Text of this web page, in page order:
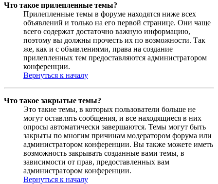
Что такое прилепленные темы?
Прилепленные темы в форуме находятся ниже всех
объявлений и только на его первой странице. Они чаще
всего содержат достаточно важную информацию,
поэтому вы должны прочесть их по возможности. Так
же, как и с объявлениями, права на создание
прилепленных тем предоставляются администратором
конференции.
Вернуться к началу
Что такое закрытые темы?
Это такие темы, в которых пользователи больше не
могут оставлять сообщения, и все находящиеся в них
опросы автоматически завершаются. Темы могут быть
закрыты по многим причинам модератором форума или
администратором конференции. Вы также можете иметь
возможность закрывать созданные вами темы, в
зависимости от прав, предоставленных вам
администратором конференции.
Вернуться к началу